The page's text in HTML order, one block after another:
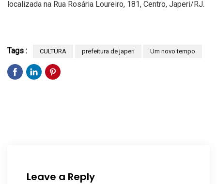
localizada na Rua Rosária Loureiro, 181, Centro, Japeri/RJ.
Tags : CULTURA prefeitura de japeri Um novo tempo
Leave a Reply